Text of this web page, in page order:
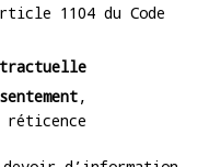
1104 du Code
,